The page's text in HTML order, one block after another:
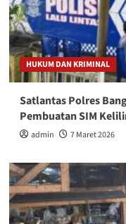
HUKUM DAN KRIMINAL
Satlantas Polres
Pembuatan SIM
admin 7 Maret 2026